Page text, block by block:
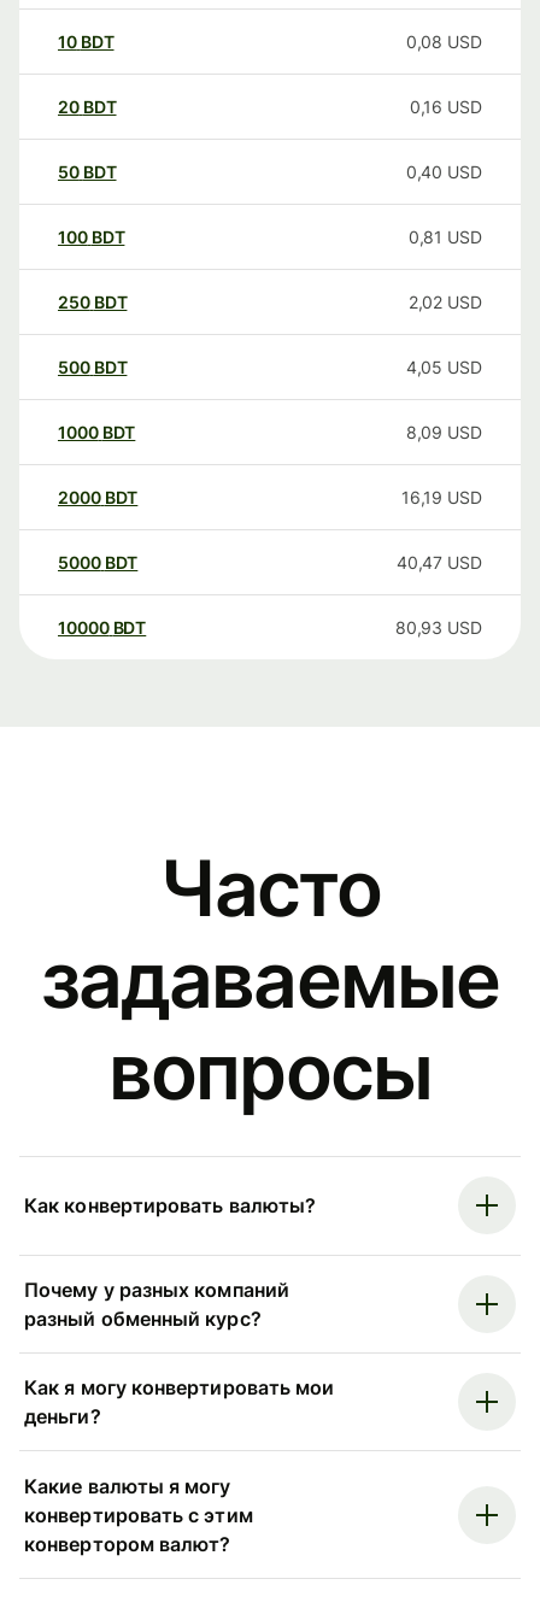
10 BDT 0,08 USD
20 BDT 0,16 USD
50 BDT 0,40 USD
100 BDT 0,81 USD
250 BDT 2,02 USD
500 BDT 4,05 USD
1000 BDT 8,09 USD
2000 BDT 16,19 USD
5000 BDT 40,47 USD
10000 BDT 80,93 USD
Часто
задаваемые
вопросы
Как конвертировать валюты?
Почему у разных компаний
разный обменный курс?
Как я могу конвертировать мои
деньги?
Какие валюты я могу
конвертировать с этим
конвертором валют?